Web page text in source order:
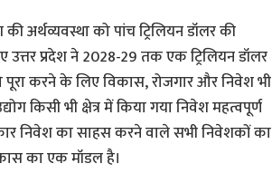
की अर्थव्यवस्था को पांच ट्रिलियन डॉलर की
प्रदेश ने 2028-29 तक एक ट्रिलियन डॉलर
करने के लिए विकास, रोजगार और निवेश भी
किसी भी क्षेत्र में किया गया निवेश महत्वपूर्ण
निवेश का साहस करने वाले सभी निवेशकों का
का एक मॉडल है।